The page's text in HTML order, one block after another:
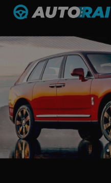
Autonieuws
Podcast
Autotests
Automerken
Adverteren
Contact
MotorRAI.nl